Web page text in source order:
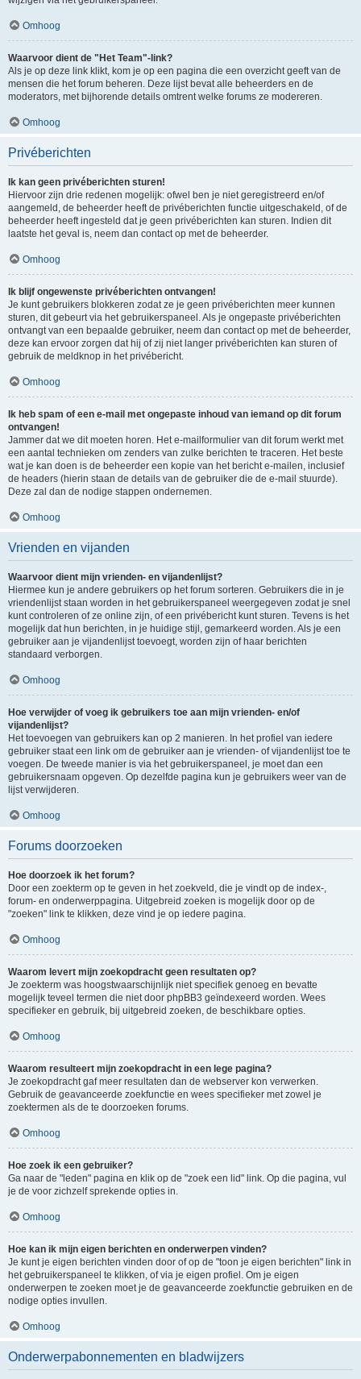
Omhoog
Waarvoor dient de "Het Team"-link?
Als je op deze link klikt, kom je op een pagina die een overzicht geeft van de
mensen die het forum beheren. Deze lijst bevat alle beheerders en de
moderators, met bijhorende details omtrent welke forums ze modereren.
Omhoog
Privéberichten
Ik kan geen privéberichten sturen!
Hiervoor zijn drie redenen mogelijk: ofwel ben je niet geregistreerd en/of
aangemeld, de beheerder heeft de privéberichten functie uitgeschakeld, of de
beheerder heeft ingesteld dat je geen privéberichten kan sturen. Indien dit
laatste het geval is, neem dan contact op met de beheerder.
Omhoog
Ik blijf ongewenste privéberichten ontvangen!
Je kunt gebruikers blokkeren zodat ze je geen privéberichten meer kunnen
sturen, dit gebeurt via het gebruikerspaneel. Als je ongepaste privéberichten
ontvangt van een bepaalde gebruiker, neem dan contact op met de beheerder,
deze kan ervoor zorgen dat hij of zij niet langer privéberichten kan sturen of
gebruik de meldknop in het privébericht.
Omhoog
Ik heb spam of een e-mail met ongepaste inhoud van iemand op dit forum
ontvangen!
Jammer dat we dit moeten horen. Het e-mailformulier van dit forum werkt met
een aantal technieken om zenders van zulke berichten te traceren. Het beste
wat je kan doen is de beheerder een kopie van het bericht e-mailen, inclusief
de headers (hierin staan de details van de gebruiker die de e-mail stuurde).
Deze zal dan de nodige stappen ondernemen.
Omhoog
Vrienden en vijanden
Waarvoor dient mijn vrienden- en vijandenlijst?
Hiermee kun je andere gebruikers op het forum sorteren. Gebruikers die in je
vriendenlijst staan worden in het gebruikerspaneel weergegeven zodat je snel
kunt controleren of ze online zijn, of een privébericht kunt sturen. Tevens is het
mogelijk dat hun berichten, in je huidige stijl, gemarkeerd worden. Als je een
gebruiker aan je vijandenlijst toevoegt, worden zijn of haar berichten
standaard verborgen.
Omhoog
Hoe verwijder of voeg ik gebruikers toe aan mijn vrienden- en/of
vijandenlijst?
Het toevoegen van gebruikers kan op 2 manieren. In het profiel van iedere
gebruiker staat een link om de gebruiker aan je vrienden- of vijandenlijst toe te
voegen. De tweede manier is via het gebruikerspaneel, je moet dan een
gebruikersnaam opgeven. Op dezelfde pagina kun je gebruikers weer van de
lijst verwijderen.
Omhoog
Forums doorzoeken
Hoe doorzoek ik het forum?
Door een zoekterm op te geven in het zoekveld, die je vindt op de index-,
forum- en onderwerppagina. Uitgebreid zoeken is mogelijk door op de
"zoeken" link te klikken, deze vind je op iedere pagina.
Omhoog
Waarom levert mijn zoekopdracht geen resultaten op?
Je zoekterm was hoogstwaarschijnlijk niet specifiek genoeg en bevatte
mogelijk teveel termen die niet door phpBB3 geïndexeerd worden. Wees
specifieker en gebruik, bij uitgebreid zoeken, de beschikbare opties.
Omhoog
Waarom resulteert mijn zoekopdracht in een lege pagina?
Je zoekopdracht gaf meer resultaten dan de webserver kon verwerken.
Gebruik de geavanceerde zoekfunctie en wees specifieker met zowel je
zoektermen als de te doorzoeken forums.
Omhoog
Hoe zoek ik een gebruiker?
Ga naar de "leden" pagina en klik op de "zoek een lid" link. Op die pagina, vul
je de voor zichzelf sprekende opties in.
Omhoog
Hoe kan ik mijn eigen berichten en onderwerpen vinden?
Je kunt je eigen berichten vinden door of op de "toon je eigen berichten" link in
het gebruikerspaneel te klikken, of via je eigen profiel. Om je eigen
onderwerpen te zoeken moet je de geavanceerde zoekfunctie gebruiken en de
nodige opties invullen.
Omhoog
Onderwerpabonnementen en bladwijzers